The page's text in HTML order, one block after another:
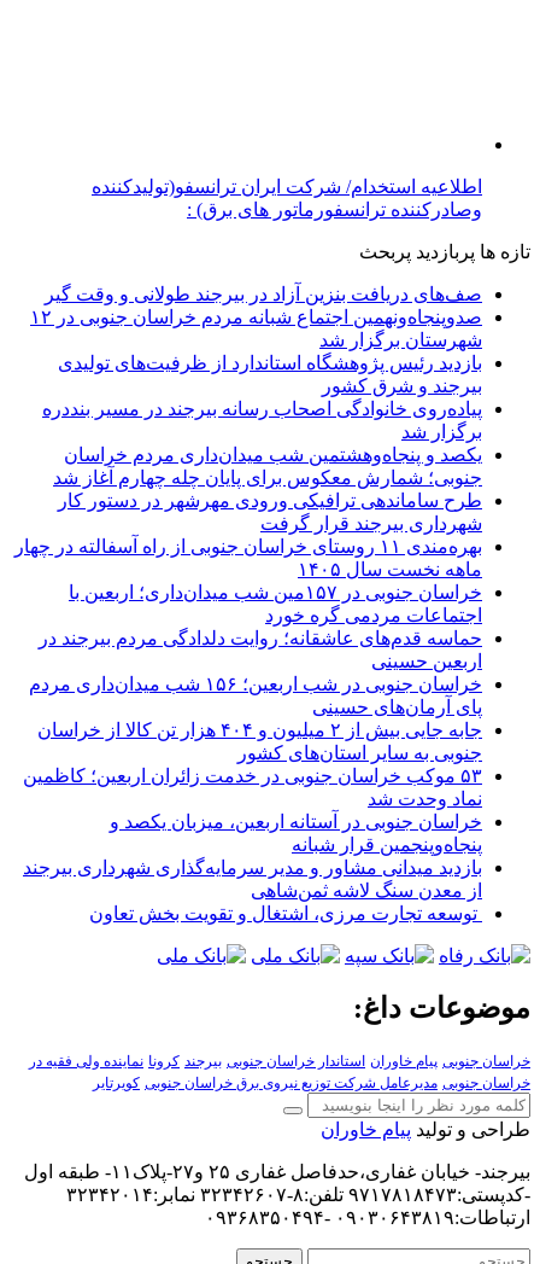
اطلاعیه استخدام/ شرکت ایران ترانسفو(تولیدکننده
وصادرکننده ترانسفورماتور های برق) :
تازه ها پربازدید پربحث
صف‌های دریافت بنزین آزاد در بیرجند طولانی و وقت گیر
صدوپنجاه‌ونهمین اجتماع شبانه مردم خراسان جنوبی در ۱۲
شهرستان برگزار شد
بازدید رئیس پژوهشگاه استاندارد از ظرفیت‌های تولیدی
بیرجند و شرق کشور
پیاده‌روی خانوادگی اصحاب رسانه بیرجند در مسیر بنددره
برگزار شد
یکصد و پنجاه‌وهشتمین شب میدان‌داری مردم خراسان
جنوبی؛ شمارش معکوس برای پایان چله چهارم آغاز شد
طرح ساماندهی ترافیکی ورودی مهرشهر در دستور کار
شهرداری بیرجند قرار گرفت
بهره‌مندی ۱۱ روستای خراسان جنوبی از راه آسفالته در چهار
ماهه نخست سال ۱۴۰۵
خراسان جنوبی در ۱۵۷مین شب میدان‌داری؛ اربعین با
اجتماعات مردمی گره خورد
حماسه قدم‌های عاشقانه؛ روایت دلدادگی مردم بیرجند در
اربعین حسینی
خراسان جنوبی در شب اربعین؛ ۱۵۶ شب میدان‌داری مردم
پای آرمان‌های حسینی
جابه جایی بیش از ۲ میلیون و ۴۰۴ هزار تن کالا از خراسان
جنوبی به سایر استان‌های کشور
۵۳ موکب خراسان جنوبی در خدمت زائران اربعین؛ کاظمین
نماد وحدت شد
خراسان جنوبی در آستانه اربعین، میزبان یکصد و
پنجاه‌وپنجمین قرار شبانه
بازدید میدانی مشاور و مدیر سرمایه‌گذاری شهرداری بیرجند
از معدن سنگ لاشه ثمن‌شاهی
توسعه تجارت مرزی، اشتغال و تقویت بخش تعاون
موضوعات داغ:
خراسان جنوبی پیام خاوران استاندار خراسان جنوبی بیرجند کرونا نماینده ولی فقیه در
خراسان جنوبی مدیرعامل شرکت توزیع نیروی برق خراسان جنوبی کویرتایر
طراحی و تولید پیام خاوران
بیرجند- خیابان غفاری،حدفاصل غفاری ۲۵ و۲۷-پلاک۱۱- طبقه اول
-کدپستی:۹۷۱۷۸۱۸۴۷۳ تلفن:۸-۳۲۳۴۲۶۰۷ نمابر:۳۲۳۴۲۰۱۴
ارتباطات:۰۹۰۳۰۶۴۳۸۱۹ -۰۹۳۶۸۳۵۰۴۹۴